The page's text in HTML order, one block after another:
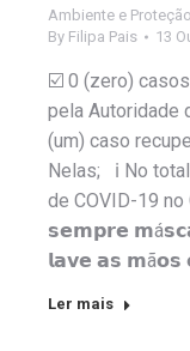
Ambiente e Proteção
By Filipa Pais 13
☑️ 0 (zero)
pela Autoridade
(um) caso
Nelas; ℹ️ No
de COVID-19
𝘀𝗲𝗺𝗽𝗿𝗲
𝗹𝗮𝘃𝗲 𝗮𝘀
Ler mais